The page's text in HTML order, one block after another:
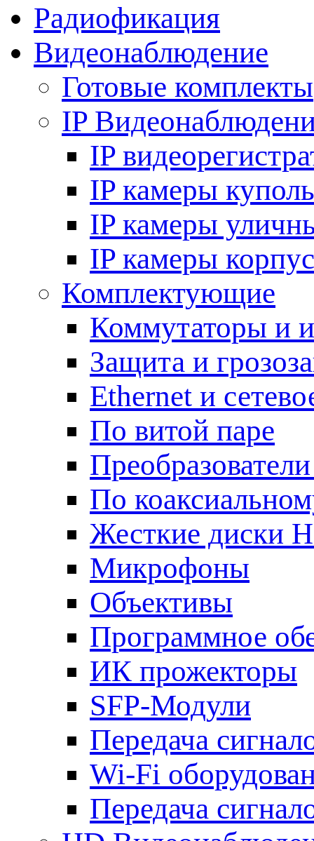
Радиофикация
Видеонаблюдение
Готовые комплекты
IP
IP
IP камеры
IP камеры
IP камеры
Комплектующие
Коммутаторы и
Защита и
Ethernet и
По витой паре
По
Жесткие диски
Микрофоны
Объективы
Программное
ИК прожекторы
SFP-Модули
Передача
Wi-Fi
Передача